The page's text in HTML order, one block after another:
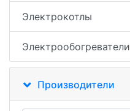
Электрокотлы
Электрообогреватели
Производители